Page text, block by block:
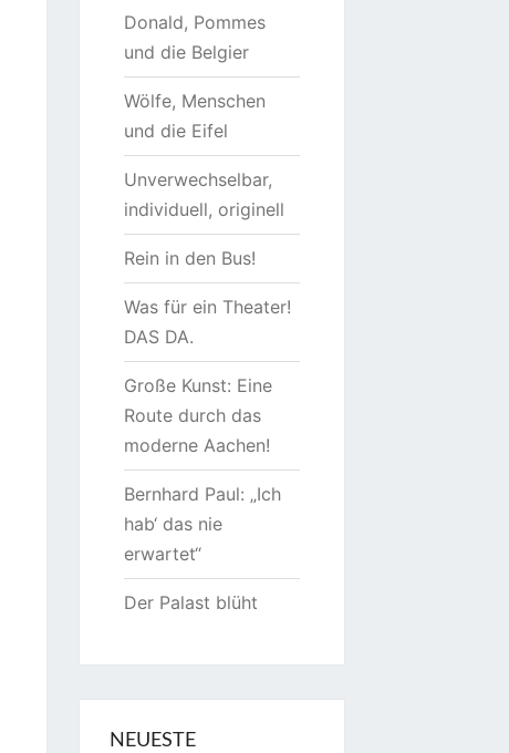
Donald, Pommes
und die Belgier
Wölfe, Menschen
und die Eifel
Unverwechselbar,
individuell, originell
Rein in den Bus!
Was für ein Theater!
DAS DA.
Große Kunst: Eine
Route durch das
moderne Aachen!
Bernhard Paul: „Ich
hab‘ das nie
erwartet“
Der Palast blüht
NEUESTE